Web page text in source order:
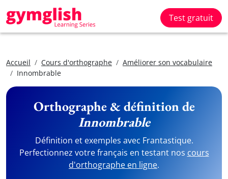
Test gratuit
Accueil Cours d'orthographe
Améliorer son vocabulaire
Innombrable
Orthographe & définition de
Innombrable
Définition et exemples avec Frantastique.
Perfectionnez votre français en testant nos cours
d'orthographe en ligne.